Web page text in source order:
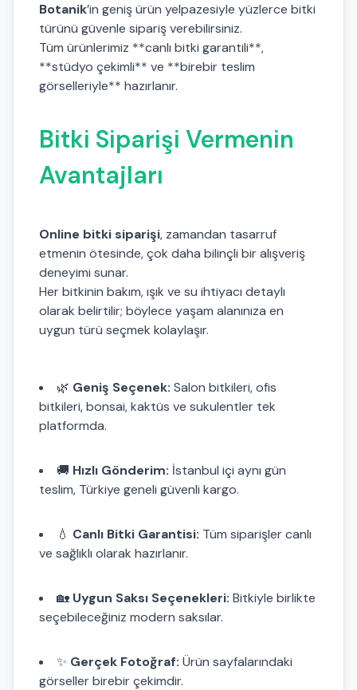
Botanik’in geniş ürün yelpazesiyle yüzlerce bitki
türünü güvenle sipariş verebilirsiniz.
Tüm ürünlerimiz **canlı bitki garantili**,
**stüdyo çekimli** ve **birebir teslim
görselleriyle** hazırlanır.
Bitki Siparişi Vermenin
Avantajları
Online bitki siparişi, zamandan tasarruf
etmenin ötesinde, çok daha bilinçli bir alışveriş
deneyimi sunar.
Her bitkinin bakım, ışık ve su ihtiyacı detaylı
olarak belirtilir; böylece yaşam alanınıza en
uygun türü seçmek kolaylaşır.
🌿 Geniş Seçenek: Salon bitkileri, ofis
bitkileri, bonsai, kaktüs ve sukulentler tek
platformda.
🚚 Hızlı Gönderim: İstanbul içi aynı gün
teslim, Türkiye geneli güvenli kargo.
💧 Canlı Bitki Garantisi: Tüm siparişler canlı
ve sağlıklı olarak hazırlanır.
🏡 Uygun Saksı Seçenekleri: Bitkiyle birlikte
seçebileceğiniz modern saksılar.
✨ Gerçek Fotoğraf: Ürün sayfalarındaki
görseller birebir çekimdir.